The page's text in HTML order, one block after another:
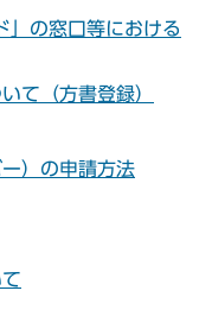
」の窓口等における
て（方書登録）
）の申請方法